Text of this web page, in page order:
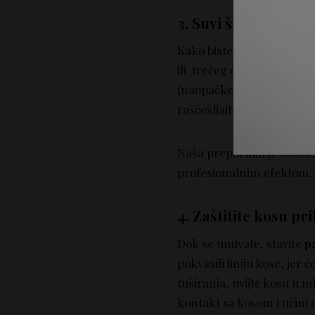
3. Suvi šampon je
Kako biste duže održali
ili trećeg dana osvežite
(naopačke), naprskajte
raščešljajte kosu četkom
Naša preporuka je
profesionalnim efektom.
4. Zaštitite kosu
Dok se umivate, stavite
pokvasili liniju kose, jer
tuširanja, uvijte kosu u
kontakt sa kosom i učini